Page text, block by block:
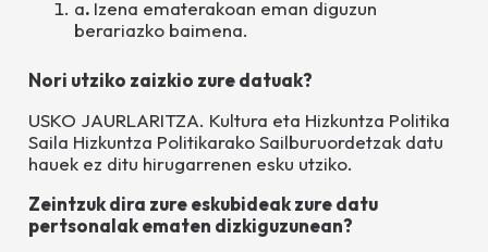
a. Izena ematerakoan eman diguzun
berariazko baimena.
Nori utziko zaizkio zure datuak?
USKO JAURLARITZA. Kultura eta Hizkuntza Politika
Saila Hizkuntza Politikarako Sailburuordetzakdatu
hauek ez ditu hirugarrenen esku utziko.
Zeintzuk dira zure eskubideak zure datu
pertsonalak ematen dizkiguzunean?